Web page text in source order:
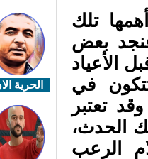
تلك
بعض
الأعياد
في
تعتبر
الحدث،
الرعب
الحرية الان